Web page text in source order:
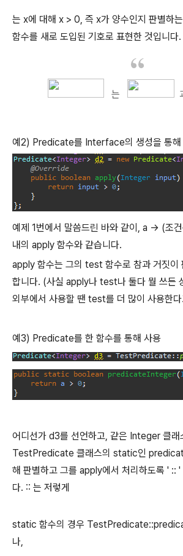
는 x에 대해 x > 0, 즉 x가 양수인지 판별하
함수를 새로 도입된 기호로 표현한 것입니다.
는
예2) Predicate를 Interface의 생성을 통해
예제 1번에서 말씀드린 바와 같이, a -> (조
내의 apply 함수와 같습니다.
apply 함수는 그의 test 함수로 참과 거짓이
합니다. (사실 apply나 test나 둘다 뭘 쓰든
외부에서 사용할 땐 test를 더 많이 사용한
예3) Predicate를 한 함수를 통해 사용
어디선가 d3를 선언하고, 같은 Integer 클래
TestPredicate 클래스의 static인
해 판별하고 그를 apply에서 처리하도록 ' :: '
다. :: 는 저렇게
static 함수의 경우
나,